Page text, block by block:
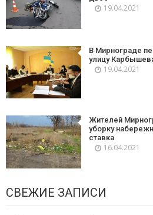
19.04.2021
В Мирнограде
улицу
19.04.2021
Жителей
уборку
ставка
16.04.2021
СВЕЖИЕ ЗАПИСИ